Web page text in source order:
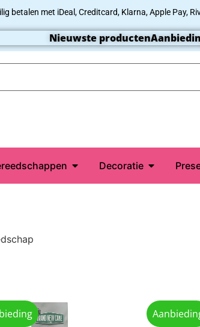
betalen met iDeal, Creditcard, Klarna, Apple Pay,
Nieuwste producten
Decoratie